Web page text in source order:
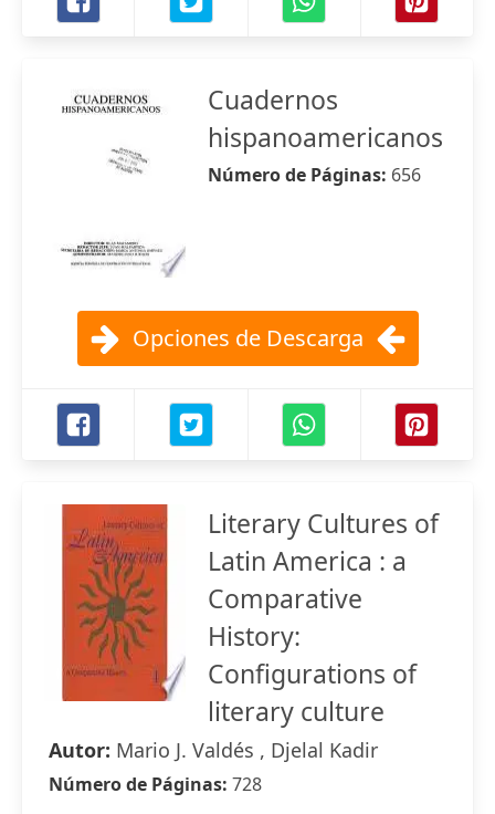
Cuadernos
hispanoamericanos
Número de Páginas: 656
Opciones de Descarga
Literary Cultures of
Latin America : a
Comparative
History:
Configurations of
literary culture
Autor: Mario J. Valdés , Djelal Kadir
Número de Páginas: 728